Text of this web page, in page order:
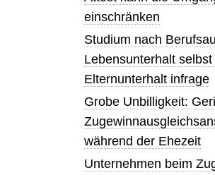
einschränken
Studium nach
Lebensunterhalt
Elternunterhalt infrage
Grobe Unbilligkeit:
während der Ehezeit
Unternehmen beim